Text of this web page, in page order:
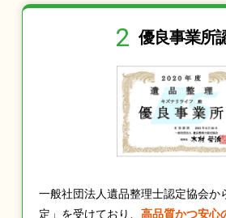
2 優良事業所
一般社団法人遺品整理士認定協会か
定」を受けており、 高品質かつ安心